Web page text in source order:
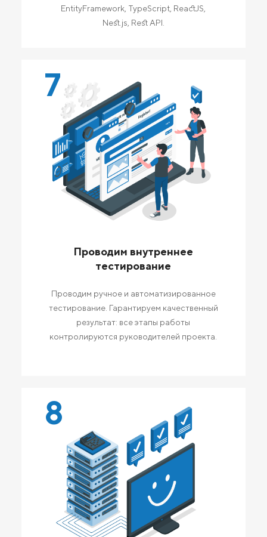
EntityFramework, TypeScript, ReactJS,
Nest.js, Rest API.
7
Проводим внутреннее
тестирование
Проводим ручное и автоматизированное
тестирование. Гарантируем качественный
результат: все этапы работы
контролируются руководителей проекта.
8